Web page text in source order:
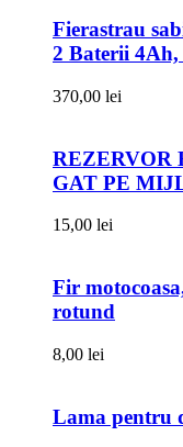
Fierastrau
2 Baterii 4Ah,
370,00 lei
REZERVOR
GAT PE
15,00 lei
Fir
rotund
8,00 lei
Lama pentru